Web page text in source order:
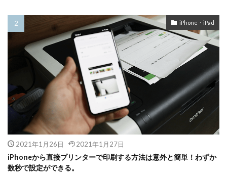
iPhone・iPad
2021年1月26日 2021年1月27日
iPhoneから直接プリンターで印刷する方法は意外と簡単！わずか
数秒で設定ができる。